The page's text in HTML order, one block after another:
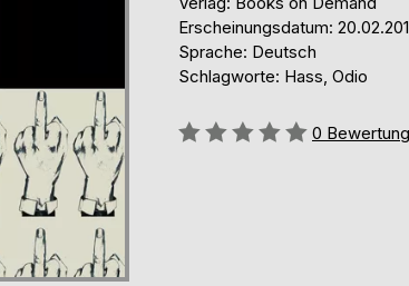
Erscheinungsdatum:
Sprache: Deutsch
Schlagworte: Hass, Odio
Bewertung::
0